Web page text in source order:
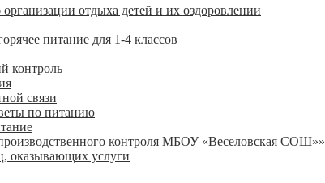
отдыха детей и их оздоровлении
питание для 1-4 классов
контроль
связи
по питанию
контроля МБОУ «Веселовская СОШ»»
оказывающих услуги